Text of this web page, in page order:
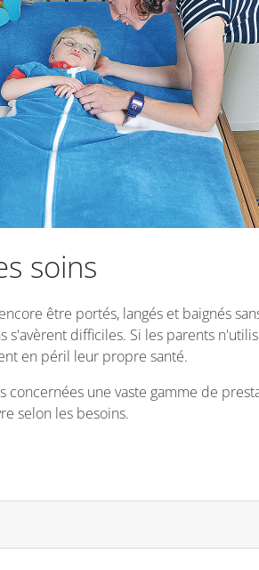
soins
être portés, langés et baignés
s'avèrent difficiles. Si les parents
en péril leur propre santé.
concernées une vaste gamme de
selon les besoins.